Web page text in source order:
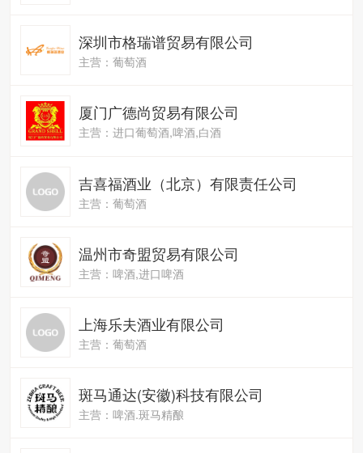
深圳市格瑞谱贸易有限公司
主营：葡萄酒
厦门广德尚贸易有限公司
主营：进口葡萄酒,啤酒,白酒
吉喜福酒业（北京）有限责任公司
主营：葡萄酒
温州市奇盟贸易有限公司
主营：啤酒,进口啤酒
上海乐夫酒业有限公司
主营：葡萄酒
斑马通达(安徽)科技有限公司
主营：啤酒.斑马精酿